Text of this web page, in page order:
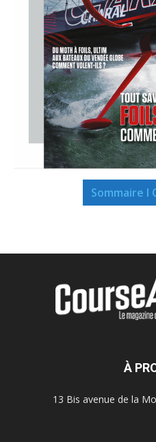
Sommaire I
À
13 Bis avenue de la